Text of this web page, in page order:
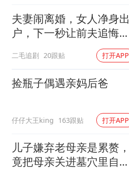
夫妻闹离婚，女人净身出
户，下一秒让前夫追悔莫
二毛追剧 20跟贴 打开APP
捡瓶子偶遇亲妈后爸
仔仔大王king 163跟贴 打开APP
儿子嫌弃老母亲是累赘，
竟把母亲关进墓穴里自生